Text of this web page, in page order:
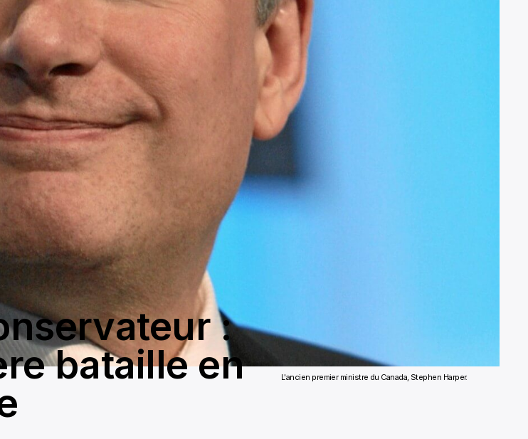
L'ancien premier ministre du Canada, Stephen Harper.
:
bataille en